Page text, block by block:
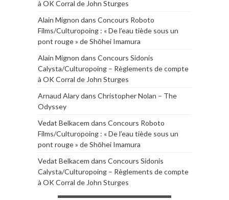
à OK Corral de John Sturges
Alain Mignon dans Concours Roboto
Films/Culturopoing : « De l’eau tiède sous un
pont rouge » de Shōhei Imamura
Alain Mignon dans Concours Sidonis
Calysta/Culturopoing – Règlements de compte
à OK Corral de John Sturges
Arnaud Alarydans Christopher Nolan – The
Odyssey
Vedat Belkacem dans Concours Roboto
Films/Culturopoing : « De l’eau tiède sous un
pont rouge » de Shōhei Imamura
Vedat Belkacem dans Concours Sidonis
Calysta/Culturopoing – Règlements de compte
à OK Corral de John Sturges